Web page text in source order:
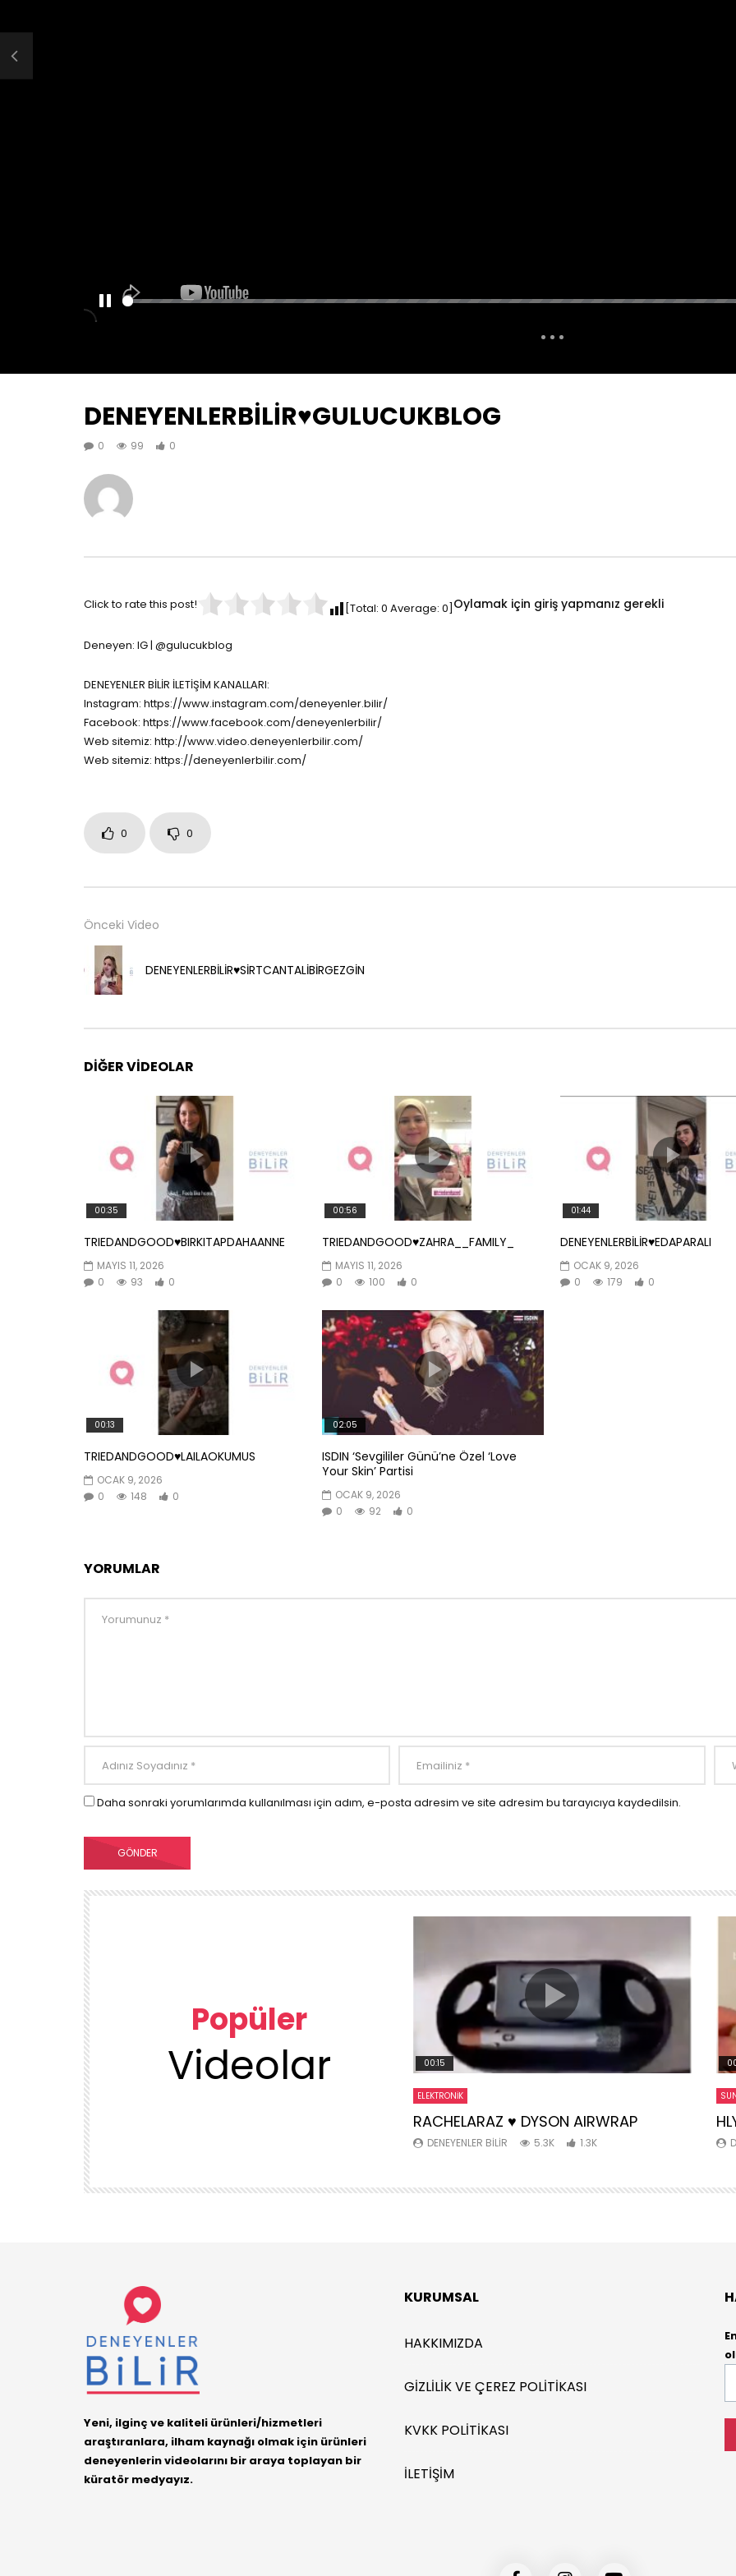
DENEYENLERBİLİR♥️GULUCUKBLOG
0 99 0
Click to rate this post! [Total: 0 Average: 0 Oylamak için giriş yapmanız gerekli
Deneyen: IG | @gulucukblog
DENEYENLER BİLİR İLETİŞİM KANALLARI:
Instagram: https://www.instagram.com/deneyenler.bilir/
Facebook: https://www.facebook.com/deneyenlerbilir/
Web sitemiz: http://www.video.deneyenlerbilir.com/
Web sitemiz: https://deneyenlerbilir.com/
0 0
Önceki Video
DENEYENLERBİLİR♥️SİRTCANTALİBİRGEZGİN
DIĞER VIDEOLAR
00:35
TRIEDANDGOOD♥️BIRKITAPDAHAANNE
MAYIS 11, 2026
0
93 0
00:56
TRIEDANDGOOD♥️ZAHRA__FAMILY_
MAYIS 11, 2026
0
100 0
01:44
DENEYENLERBİLİR♥️EDAPARALI
OCAK 9, 2026
0
179 0
00:13
TRIEDANDGOOD♥️LAILAOKUMUS
OCAK 9, 2026
0
148 0
02:05
ISDIN ‘Sevgililer Günü’ne Özel ‘Love
Your Skin’ Partisi
OCAK 9, 2026
0
92 0
YORUMLAR
Daha sonraki yorumlarımda kullanılması için adım, e-posta adresim ve site adresim bu tarayıcıya kaydedilsin.
Popüler
Videolar 00:15
ELEKTRONIK
RACHELARAZ ♥️ DYSON AIRWRAP
DENEYENLER BILIR 5.3K 1.3K
Yeni, ilginç ve kaliteli ürünleri/hizmetleri
araştıranlara, ilham kaynağı olmak için ürünleri
deneyenlerin videolarını bir araya toplayan bir
küratör medyayız.
KURUMSAL
HAKKIMIZDA
GIZLILIK VE ÇEREZ POLITIKASI
KVKK POLITIKASI
İLETIŞIM